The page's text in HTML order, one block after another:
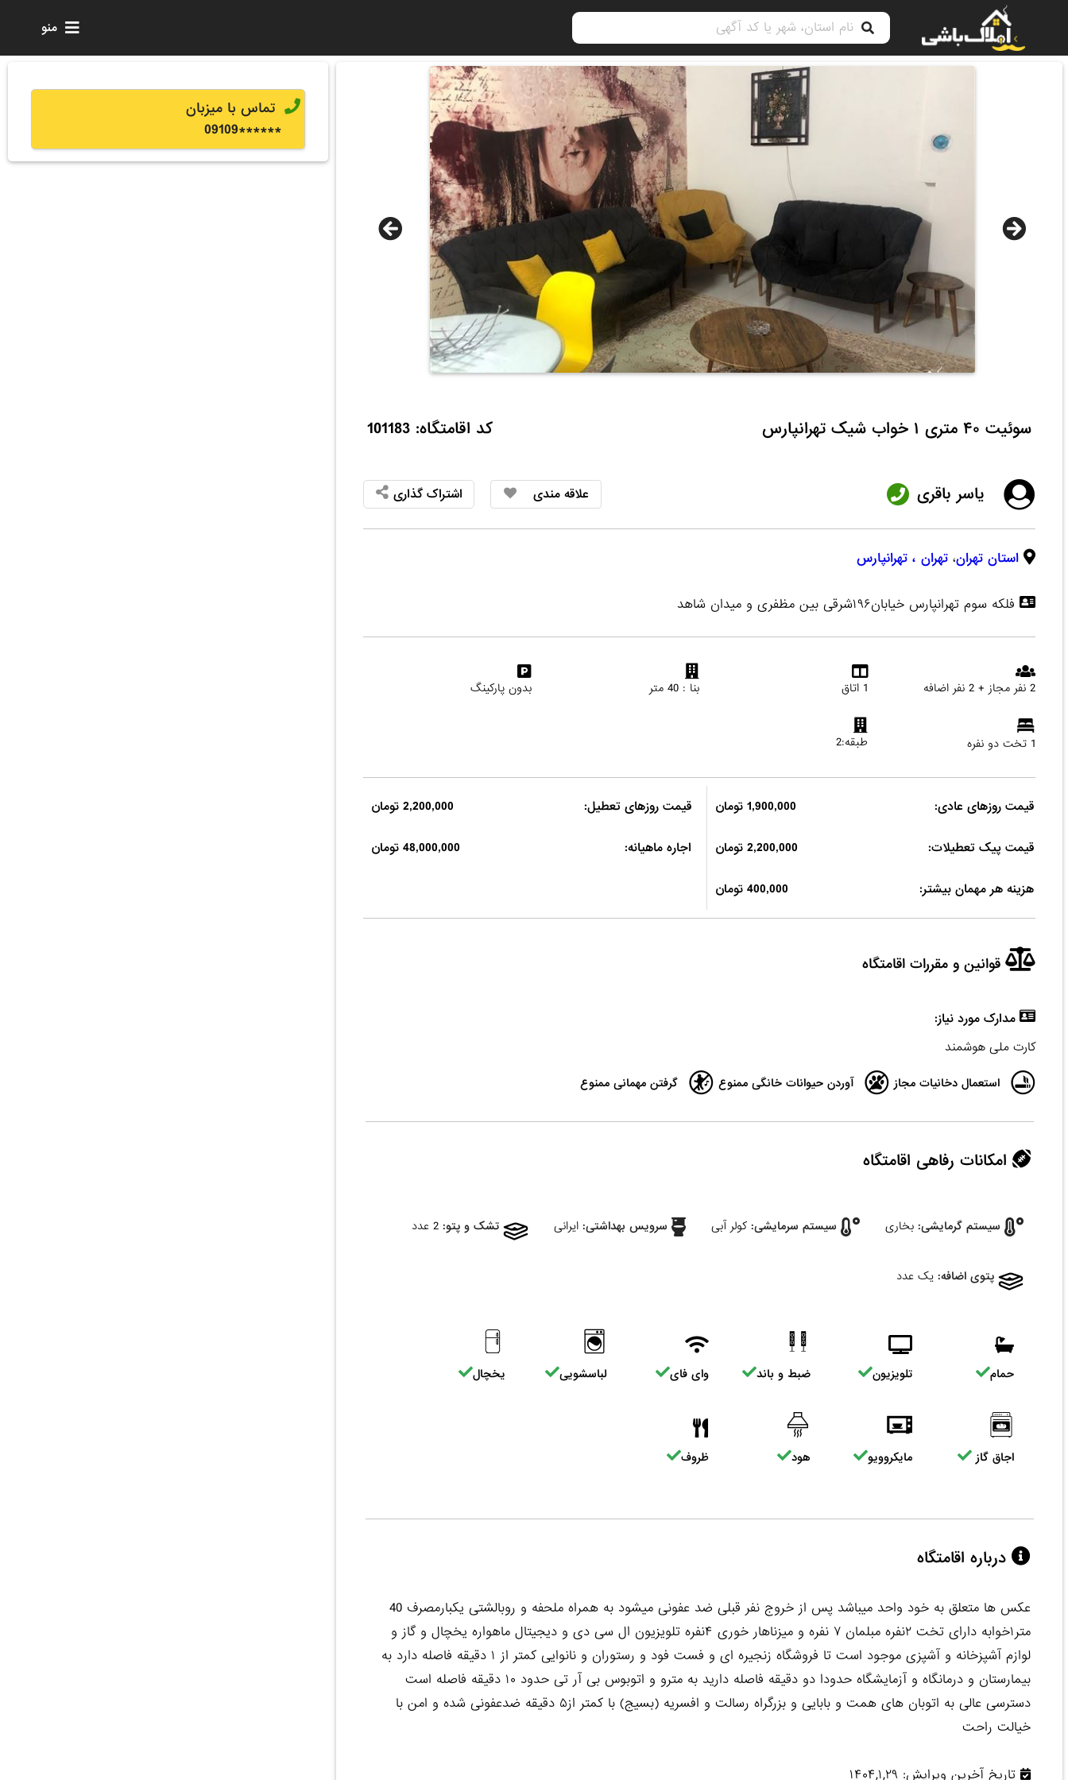
منو
سوئیت ۴۰ متری ۱ خواب شیک تهرانپارس کد اقامتگاه: 101183
یاسر باقری علاقه مندی اشتراک گذاری
استان تهران، تهران ، تهرانپارس
فلکه سوم تهرانپارس خیابان۱۹۶شرقی بین مظفری و میدان شاهد
2 نفر مجاز + 2 نفر اضافه 1 اتاق بنا : 40 متر بدون پارکینگ
1 تخت دو نفره طبقه:2
قیمت روزهای عادی: 1,900,000 تومان قیمت روزهای تعطیل: 2,200,000 تومان
قیمت پیک تعطیلات: 2,200,000 تومان اجاره ماهیانه: 48,000,000 تومان
هزینه هر مهمان بیشتر: 400,000 تومان
قوانین و مقررات اقامتگاه
مدارک مورد نیاز:
کارت ملی هوشمند
استعمال دخانیات مجاز آوردن حیوانات خانگی ممنوع گرفتن مهمانی ممنوع
امکانات رفاهی اقامتگاه
سیستم گرمایشی: بخاری سیستم سرمایشی: کولر آبی سرویس بهداشتی: ایرانی تشک و پتو: 2 عدد
پتوی اضافه: یک عدد
حمام تلویزیون ضبط و باند وای فای لباسشویی یخچال
اجاق گاز مایکروویو هود ظروف
درباره اقامتگاه
عکس ها متعلق به خود واحد میباشد پس از خروج نفر قبلی ضد عفونی میشود به همراه ملحفه و روبالشتی یکبارمصرف 40
متر۱خوابه دارای تخت ۲نفره مبلمان ۷ نفره و میزناهار خوری ۴نفره تلویزیون ال سی دی و دیجیتال ماهواره یخچال و گاز و
لوازم آشپزخانه و آشپزی موجود است تا فروشگاه زنجیره ای و فست فود و رستوران و نانوایی کمتر از ۱ دقیقه فاصله دارد به
بیمارستان و درمانگاه و آزمایشگاه حدودا دو دقیقه فاصله دارید به مترو و اتوبوس بی آر تی حدود ۱۰ دقیقه فاصله است
دسترسی عالی به اتوبان های همت و بابایی و بزرگراه رسالت و افسریه (بسیج) با کمتر از۵ دقیقه ضدعفونی شده و امن با
خیالت راحت
تاریخ آخرین ویرایش: ۱۴۰۴,۱,۲۹
تماس با میزبان
******
09109